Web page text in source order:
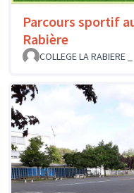
Parcours sportif
Rabière
COLLEGE LA RABIERE